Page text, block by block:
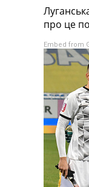
про це
Embed from